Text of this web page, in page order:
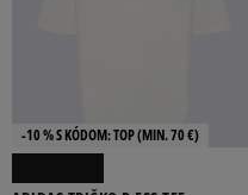
-10 % S KÓDOM: TOP (MIN. 70 €)